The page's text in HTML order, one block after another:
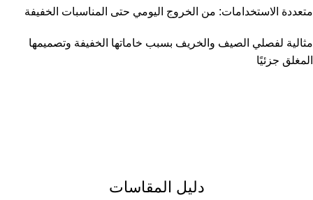
متعددة الاستخدامات: من الخروج اليومي حتى المناسبات الخفيفة
مثالية لفصلي الصيف والخريف بسبب خاماتها الخفيفة وتصميمها
المغلق جزئيًا
دليل المقاسات